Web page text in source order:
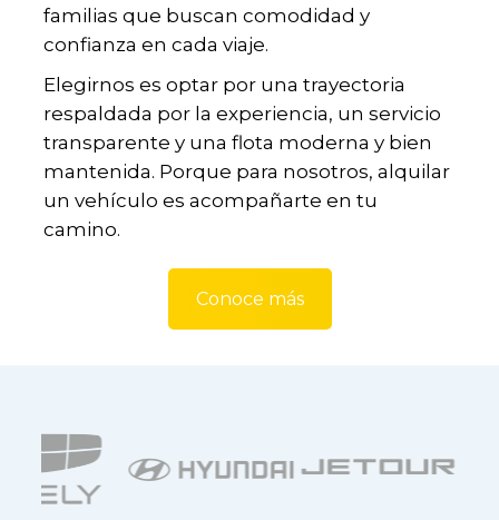
familias que buscan comodidad y
confianza en cada viaje.
Elegirnos es optar por una trayectoria
respaldada por la experiencia, un servicio
transparente y una flota moderna y bien
mantenida. Porque para nosotros, alquilar
un vehículo es acompañarte en tu
camino.
Conoce más